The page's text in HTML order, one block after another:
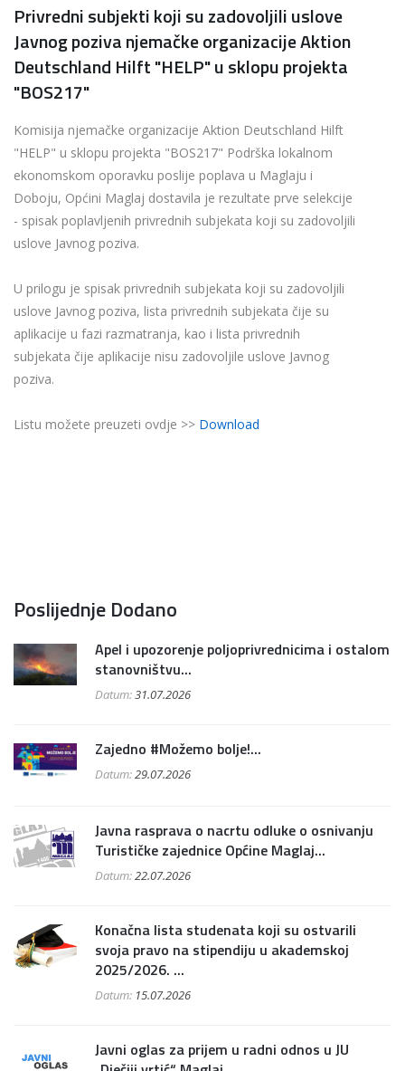
Privredni subjekti koji su zadovoljili uslove
Javnog poziva njemačke organizacije Aktion
Deutschland Hilft "HELP" u sklopu projekta
"BOS217"
Komisija njemačke organizacije Aktion Deutschland Hilft
"HELP" u sklopu projekta "BOS217" Podrška lokalnom
ekonomskom oporavku poslije poplava u Maglaju i
Doboju, Općini Maglaj dostavila je rezultate prve selekcije
- spisak poplavljenih privrednih subjekata koji su zadovoljili
uslove Javnog poziva.
U prilogu je spisak privrednih subjekata koji su zadovoljili
uslove Javnog poziva, lista privrednih subjekata čije su
aplikacije u fazi razmatranja, kao i lista privrednih
subjekata čije aplikacije nisu zadovoljile uslove Javnog
poziva.
Listu možete preuzeti ovdje >> Download
Poslijednje Dodano
Apel i upozorenje poljoprivrednicima i ostalom
stanovništvu...
Datum:31.07.2026
Zajedno #Možemo bolje!...
Datum:29.07.2026
Javna rasprava o nacrtu odluke o osnivanju
Turističke zajednice Općine Maglaj...
Datum:22.07.2026
Konačna lista studenata koji su ostvarili
svoja pravo na stipendiju u akademskoj
2025/2026. ...
Datum: 15.07.2026
Javni oglas za prijem u radni odnos u JU